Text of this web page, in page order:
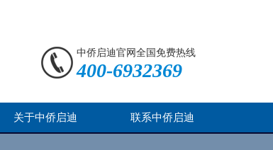
中侨启迪官网全国免费热线
400-6932369
关于中侨启迪 联系中侨启迪